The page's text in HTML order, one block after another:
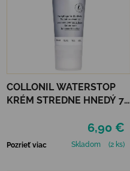
COLLONIL WATERSTOP
KRÉM STREDNE HNEDÝ 75
6,90 €
Pozrieť viac Skladom (2 ks)